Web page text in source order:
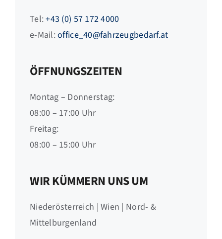
Tel:+43 (0) 57 172 4000
e-Mail:office_40@fahrzeugbedarf.at
ÖFFNUNGSZEITEN
Montag – Donnerstag:
08:00 – 17:00 Uhr
Freitag:
08:00 – 15:00 Uhr
WIR KÜMMERN UNS UM
Niederösterreich | Wien | Nord- &
Mittelburgenland